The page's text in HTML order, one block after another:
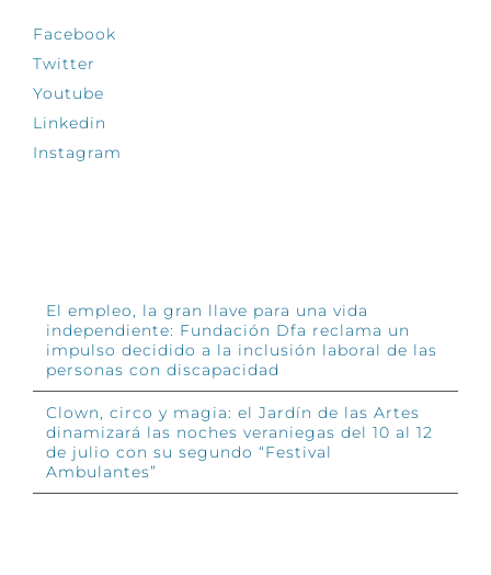
Facebook
Twitter
Youtube
Linkedin
Instagram
El empleo, la gran llave para una vida
independiente: Fundación Dfa reclama un
impulso decidido a la inclusión laboral de las
personas con discapacidad
Clown, circo y magia: el Jardín de las Artes
dinamizará las noches veraniegas del 10 al 12
de julio con su segundo “Festival
Ambulantes”